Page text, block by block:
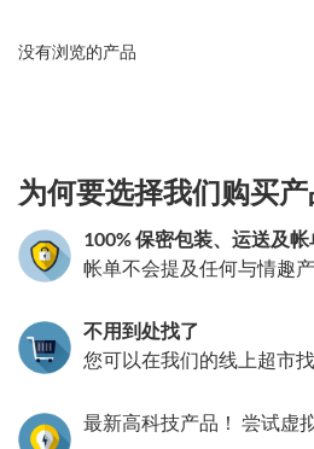
没有浏览的产品
为何要选择我们购买产
100% 保密包装、运送及帐
帐单不会提及任何与情趣
不用到处找了
您可以在我们的线上超市
最新高科技产品！ 尝试虚